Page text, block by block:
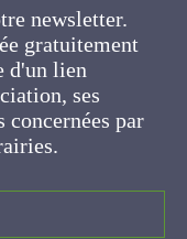
en place
l'Association,
et les